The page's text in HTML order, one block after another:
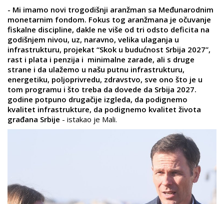
- Mi imamo novi trogodišnji aranžman sa Međunarodnim
monetarnim fondom. Fokus tog aranžmana je očuvanje
fiskalne discipline, dakle ne više od tri odsto deficita na
godišnjem nivou, uz, naravno, velika ulaganja u
infrastrukturu, projekat “Skok u budućnost Srbija 2027”,
rast i plata i penzija i minimalne zarade, ali s druge
strane i da ulažemo u našu putnu infrastrukturu,
energetiku, poljoprivredu, zdravstvo, sve ono što je u
tom programu i što treba da dovede da Srbija 2027.
godine potpuno drugačije izgleda, da podignemo
kvalitet infrastrukture, da podignemo kvalitet života
građana Srbije - istakao je Mali.